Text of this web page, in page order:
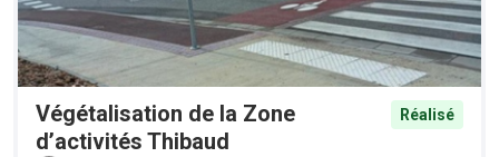
Végétalisation de la Zone
d’activités Thibaud
Réalisé